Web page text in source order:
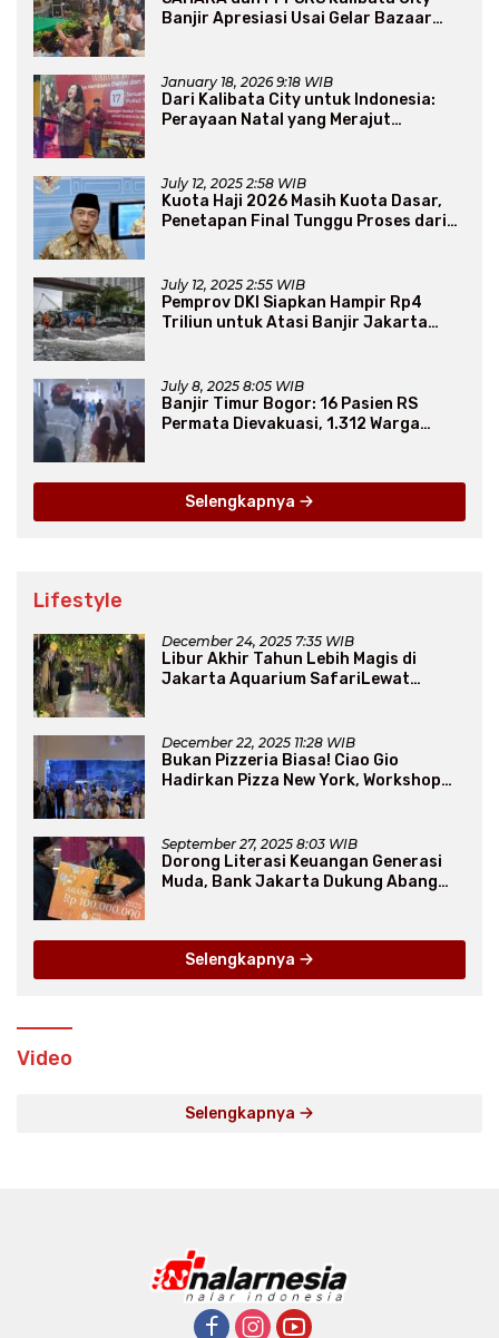
Banjir Apresiasi Usai Gelar Bazaar
January 18, 2026 9:18 WIB
Dari Kalibata City untuk Indonesia:
Perayaan Natal yang Merajut
July 12, 2025 2:58 WIB
Kuota Haji 2026 Masih Kuota Dasar,
Penetapan Final Tunggu Proses dari
July 12, 2025 2:55 WIB
Pemprov DKI Siapkan Hampir Rp4
Triliun untuk Atasi Banjir Jakarta
July 8, 2025 8:05 WIB
Banjir Timur Bogor: 16 Pasien RS
Permata Dievakuasi, 1.312 Warga
Selengkapnya
Lifestyle
December 24, 2025 7:35 WIB
Libur Akhir Tahun Lebih Magis di
Jakarta Aquarium SafariLewat
December 22, 2025 11:28 WIB
Bukan Pizzeria Biasa! Ciao Gio
Hadirkan Pizza New York, Workshop
September 27, 2025 8:03 WIB
Dorong Literasi Keuangan Generasi
Muda, Bank Jakarta Dukung Abang
Selengkapnya
Video
Selengkapnya